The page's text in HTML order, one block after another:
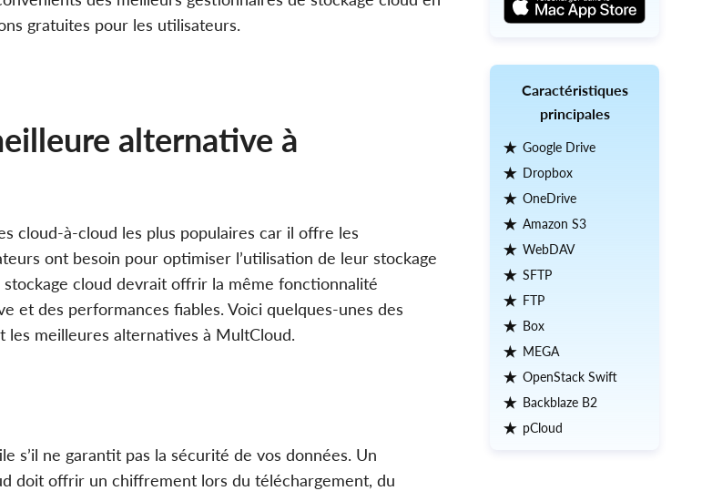
gratuites pour les utilisateurs.
alternative à
cloud-à-cloud les plus populaires car il offre les
ont besoin pour optimiser l’utilisation de leur stockage
cloud devrait offrir la même fonctionnalité
et des performances fiables. Voici quelques-unes des
les meilleures alternatives à MultCloud.
s’il ne garantit pas la sécurité de vos données. Un
doit offrir un chiffrement lors du téléchargement, du
Caractéristiques
principales
Google Drive
Dropbox
OneDrive
Amazon S3
WebDAV
SFTP
FTP
Box
MEGA
OpenStack Swift
Backblaze B2
pCloud